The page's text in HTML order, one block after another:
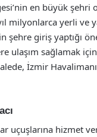
en büyük
yerli ve
giriş yaptığı
ulaşım sağlamak
İzmir
uçuşlarına hizmet